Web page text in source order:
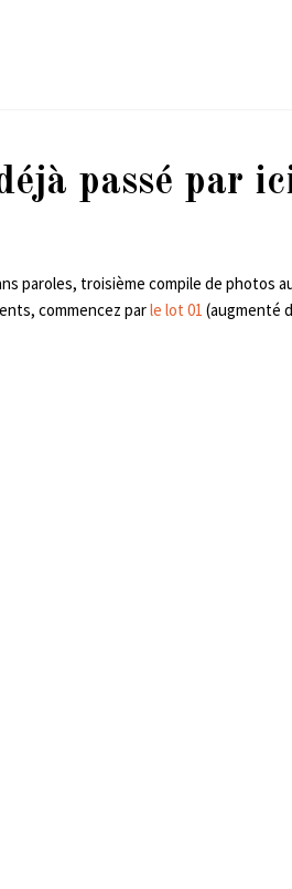
passé par
paroles, troisième compile de photos
commencez parle lot 01 (augmenté